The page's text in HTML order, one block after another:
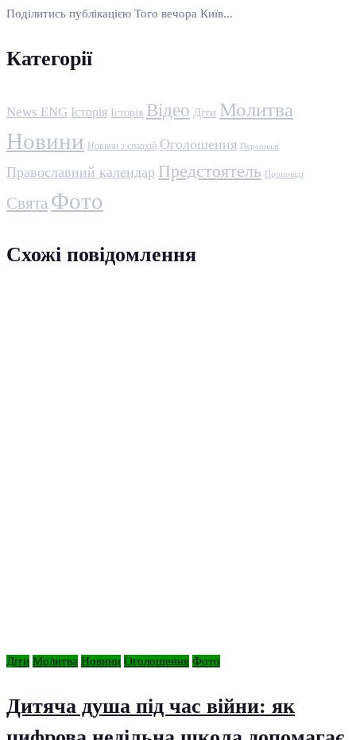
Поділитись публікацією Того вечора Київ...
Категорії
News ENG Історія Історія Відео Діти Молитва
Новини Новини з єпархій Оголошення Персоналі
Православний календар Предстоятель Проповіді
Свята Фото
Схожі повідомлення
Діти Молитва Новини Оголошення Фото
Дитяча душа під час війни: як